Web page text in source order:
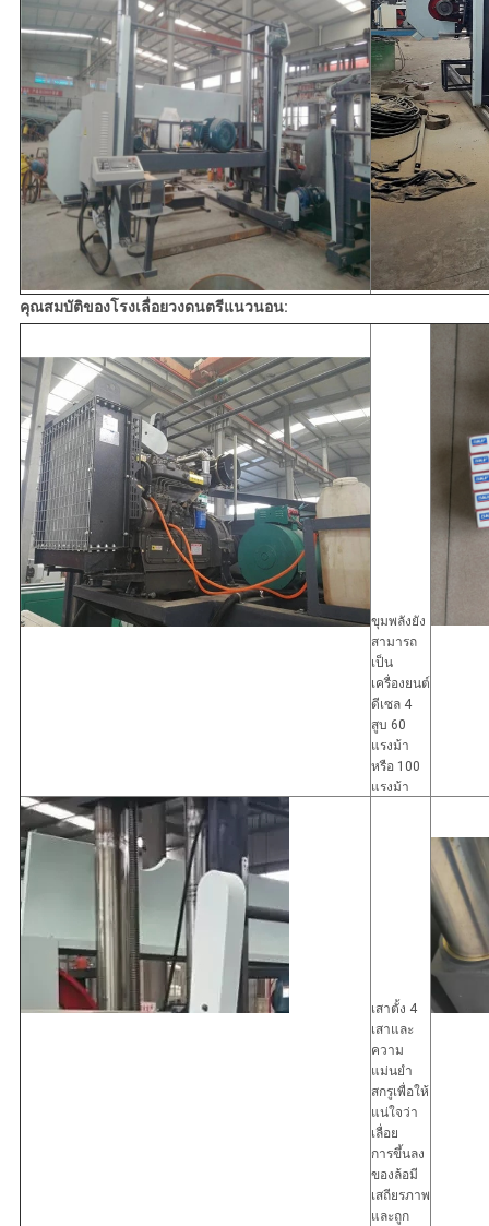
คุณสมบัติของโรงเลื่อยวงดนตรีแนวนอน:
ขุมพลังยัง
สามารถ
เป็น
เครื่องยนต์
ดีเซล 4
สูบ 60
แรงม้า
หรือ 100
แรงม้า
เสาตั้ง 4
เสาและ
ความ
แม่นยำ
สกรูเพื่อให้
แน่ใจว่า
เลื่อย
การขึ้นลง
ของล้อมี
เสถียรภาพ
และถูก